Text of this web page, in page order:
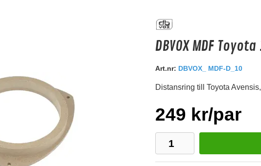
Kanske någon av dessa produkter kan intressera dig?
DBVOX MDF
Art.nr: DBVOX_ MDF-D_10
Distansring till Toyota
249 kr/par